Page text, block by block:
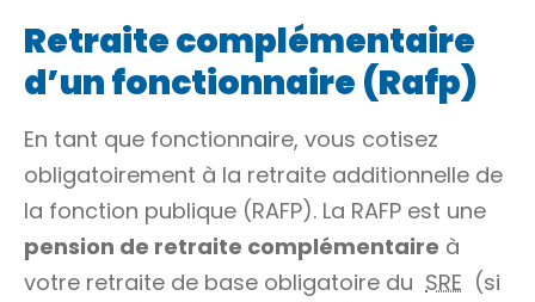
Retraite complémentaire
d’un fonctionnaire (Rafp)
En tant que fonctionnaire, vous cotisez
obligatoirement à la retraite additionnelle de
la fonction publique (RAFP). La RAFP est une
pension de retraite complémentaire à
votre retraite de base obligatoire du SRE (si